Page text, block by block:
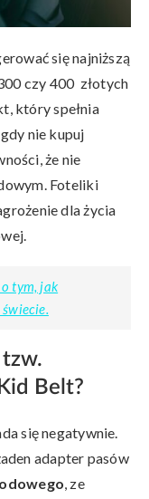
się najniższą
czy 400 złotych
który spełnia
nie kupuj
że nie
Foteliki
dla życia
tym, jak
Belt?
się negatywnie.
adapter pasów
, ze